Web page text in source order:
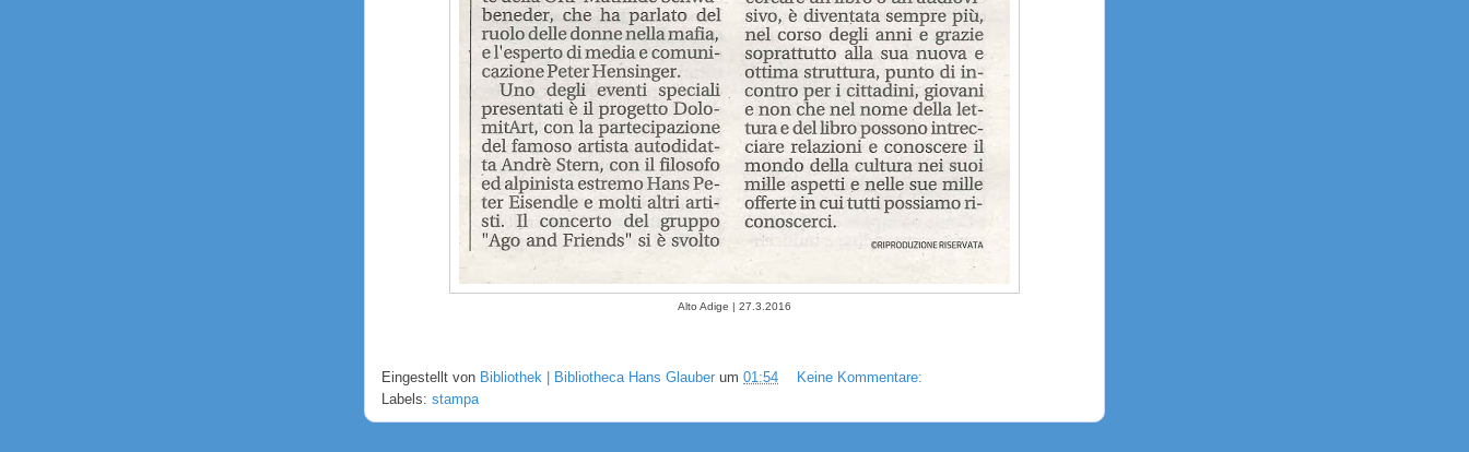
Alto Adige | 27.3.2016
Eingestellt von Bibliothek | Bibliotheca Hans Glauber um 01:54
Keine Kommentare:
Labels: stampa